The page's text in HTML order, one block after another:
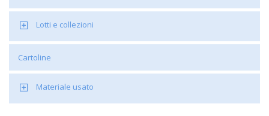
Lotti e collezioni
Cartoline
Materiale usato